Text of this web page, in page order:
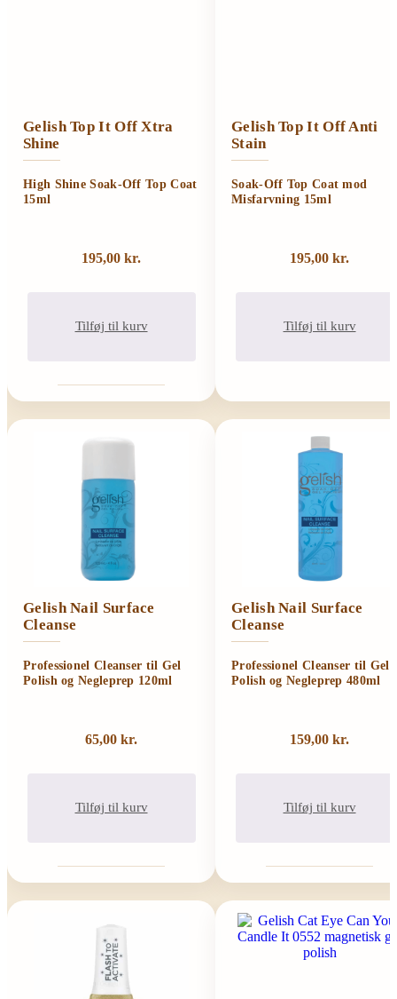
Gelish Top It Off Xtra
Shine
High Shine Soak-Off Top Coat
15ml
195,00 kr.
Tilføj til kurv
Gelish Top It Off Anti
Stain
Soak-Off Top Coat mod
Misfarvning 15ml
195,00 kr.
Tilføj til kurv
Gelish Nail Surface
Cleanse
Professionel Cleanser til Gel
Polish og Negleprep 120ml
65,00 kr.
Tilføj til kurv
Gelish Nail Surface
Cleanse
Professionel Cleanser til Gel
Polish og Negleprep 480ml
159,00 kr.
Tilføj til kurv